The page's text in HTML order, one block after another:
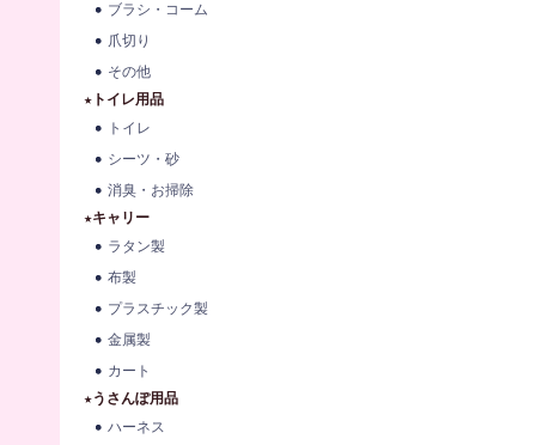
ブラシ・コーム
爪切り
その他
★トイレ用品
トイレ
シーツ・砂
消臭・お掃除
★キャリー
ラタン製
布製
プラスチック製
金属製
カート
★うさんぽ用品
ハーネス